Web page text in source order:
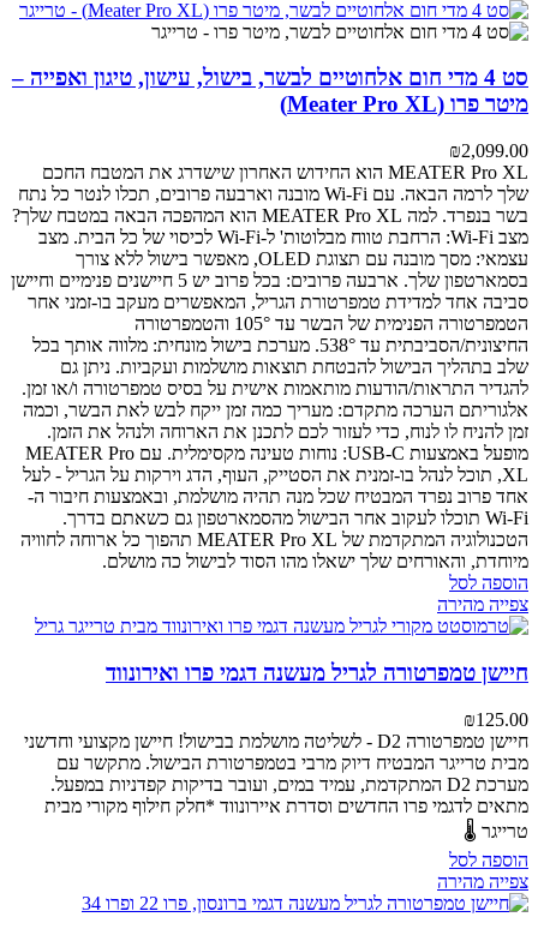
סט 4 מדי חום אלחוטיים לבשר, בישול, עישון, טיגון ואפייה –
מיטר פרו (Meater Pro XL)
₪2,099.00
MEATER Pro XL הוא החידוש האחרון שישדרג את המטבח החכם
שלך לרמה הבאה. עם Wi-Fi מובנה וארבעה פרובים, תכלו לנטר כל נתח
בשר בנפרד. למה MEATER Pro XL הוא המהפכה הבאה במטבח שלך?
מצב Wi-Fi: הרחבת טווח מבלוטות' ל-Wi-Fi לכיסוי של כל הבית.
מצב
עצמאי: מסך מובנה עם תצוגת OLED, מאפשר בישול ללא צורך
בסמארטפון שלך.
ארבעה פרובים: בכל פרוב יש 5 חיישנים פנימיים וחיישן
סביבה אחד למדידת טמפרטורת הגריל, המאפשרים מעקב בו-זמני אחר
הטמפרטורה הפנימית של הבשר עד 105° והטמפרטורה
החיצונית/הסביבתית עד 538°.
מערכת בישול מונחית: מלווה אותך בכל
שלב בתהליך הבישול להבטחת תוצאות מושלמות ועקביות. ניתן גם
להגדיר התראות/הודעות מותאמות אישית על בסיס טמפרטורה ו/או זמן.
אלגוריתם הערכה מתקדם: מעריך כמה זמן ייקח לבש לאת הבשר, וכמה
זמן להניח לו לנוח, כדי לעזור לכם לתכנן את הארוחה ולנהל את הזמן.
מופעל באמצעות USB-C: נוחות טעינה מקסימלית.
עם MEATER Pro
XL, תוכל לנהל בו-זמנית את הסטייק, העוף, הדג וירקות על הגריל - לעל
אחד פרוב נפרד המבטיח שכל מנה תהיה מושלמת, ובאמצעות חיבור ה-
Wi-Fi תוכלו לעקוב אחר הבישול מהסמארטפון גם כשאתם בדרך.
הטכנולוגיה המתקדמת של MEATER Pro XL תהפוך כל ארוחה לחוויה
מיוחדת, והאורחים שלך ישאלו מהו הסוד לבישול כה מושלם.
הוספה לסל
צפייה מהירה
חיישן טמפרטורה לגריל מעשנה דגמי פרו ואירונווד
₪125.00
חיישן טמפרטורה D2 - לשליטה מושלמת בבישול!
חיישן מקצועי וחדשני
מבית טרייגר המבטיח דיוק מרבי בטמפרטורת הבישול. מתקשר עם
מערכת D2 המתקדמת, עמיד במים, ועובר בדיקות קפדניות במפעל.
מתאים לדגמי פרו החדשים וסדרת איירונווד *חלק חילוף מקורי מבית
טרייגר 🌡️
הוספה לסל
צפייה מהירה